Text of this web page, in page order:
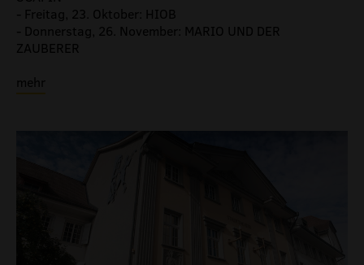
- Freitag, 23. Oktober: HIOB
- Donnerstag, 26. November: MARIO UND DER
ZAUBERER
mehr